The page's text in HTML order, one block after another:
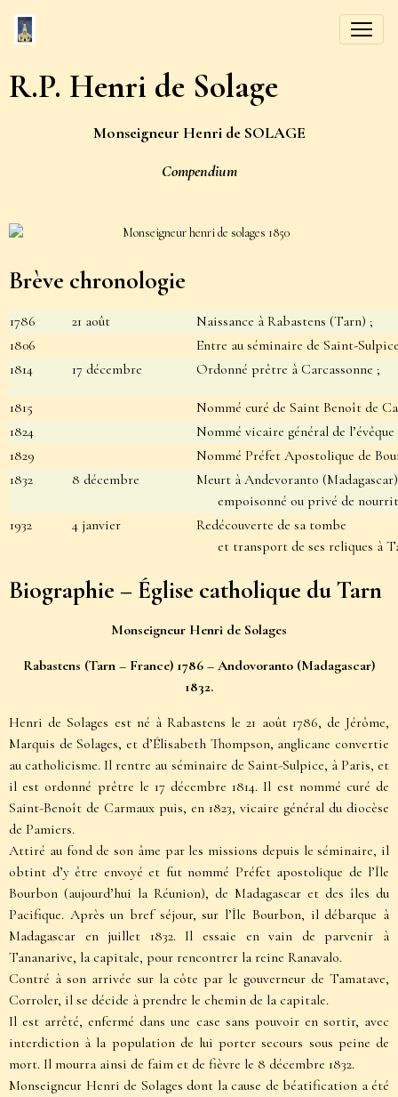
R.P. Henri de Solage
Monseigneur Henri de SOLAGE
Compendium
Brève chronologie
1786 21 août Naissance à Rabastens (Tarn) ;
1806
Entre au séminaire de Saint-
1814
17 décembre Ordonné prêtre à Carcassonne ;
1815
Nommé curé de Saint Benoît de
1824
Nommé vicaire général de
1829
Nommé Préfet Apostolique de
1832
8 décembre
Meurt à Andevoranto
empoisonné ou privé de
1932
4 janvier
Redécouverte de sa tombe
et transport de ses reliques à
Biographie – Église catholique du Tarn
Monseigneur Henri de Solages
Rabastens (Tarn – France) 1786 – Andovoranto (Madagascar)
1832.
Henri de Solages est né à Rabastens le 21 août 1786, de Jérôme,
Marquis de Solages, et d’Élisabeth Thompson, anglicane convertie
au catholicisme. Il rentre au séminaire de Saint-Sulpice, à Paris, et
il est ordonné prêtre le 17 décembre 1814. Il est nommé curé de
Saint-Benoît de Carmaux puis, en 1823, vicaire général du diocèse
de Pamiers.
Attiré au fond de son âme par les missions depuis le séminaire, il
obtint d’y être envoyé et fut nommé Préfet apostolique de l’Île
Bourbon (aujourd’hui la Réunion), de Madagascar et des îles du
Pacifique. Après un bref séjour, sur l’Île Bourbon, il débarque à
Madagascar en juillet 1832. Il essaie en vain de parvenir à
Tananarive, la capitale, pour rencontrer la reine Ranavalo.
Contré à son arrivée sur la côte par le gouverneur de Tamatave,
Corroler, il se décide à prendre le chemin de la capitale.
Il est arrêté, enfermé dans une case sans pouvoir en sortir, avec
interdiction à la population de lui porter secours sous peine de
mort. Il mourra ainsi de faim et de fièvre le 8 décembre 1832.
Monseigneur Henri de Solages dont la cause de béatification a été